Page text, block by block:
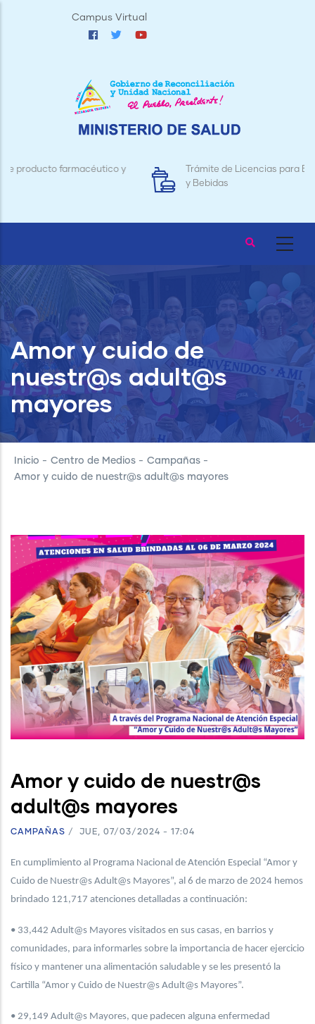
Campus Virtual
Trámite de Licencias para Establecimientos de Alimentos
Amor y cuido de
nuestr@s adult@s
mayores
Inicio - Centro de Medios - Campañas -
Amor y cuido de nuestr@s adult@s mayores
Amor y cuido de nuestr@s
adult@s mayores
CAMPAÑAS / JUE, 07/03/2024 - 17:04
En cumplimiento al Programa Nacional de Atención Especial “Amor y
Cuido de Nuestr@s Adult@s Mayores”, al 6 de marzo de 2024 hemos
brindado 121,717 atenciones detalladas a continuación:
• 33,442 Adult@s Mayores visitados en sus casas, en barrios y
comunidades, para informarles sobre la importancia de hacer ejercicio
físico y mantener una alimentación saludable y se les presentó la
Cartilla “Amor y Cuido de Nuestr@s Adult@s Mayores”.
• 29,149 Adult@s Mayores, que padecen alguna enfermedad